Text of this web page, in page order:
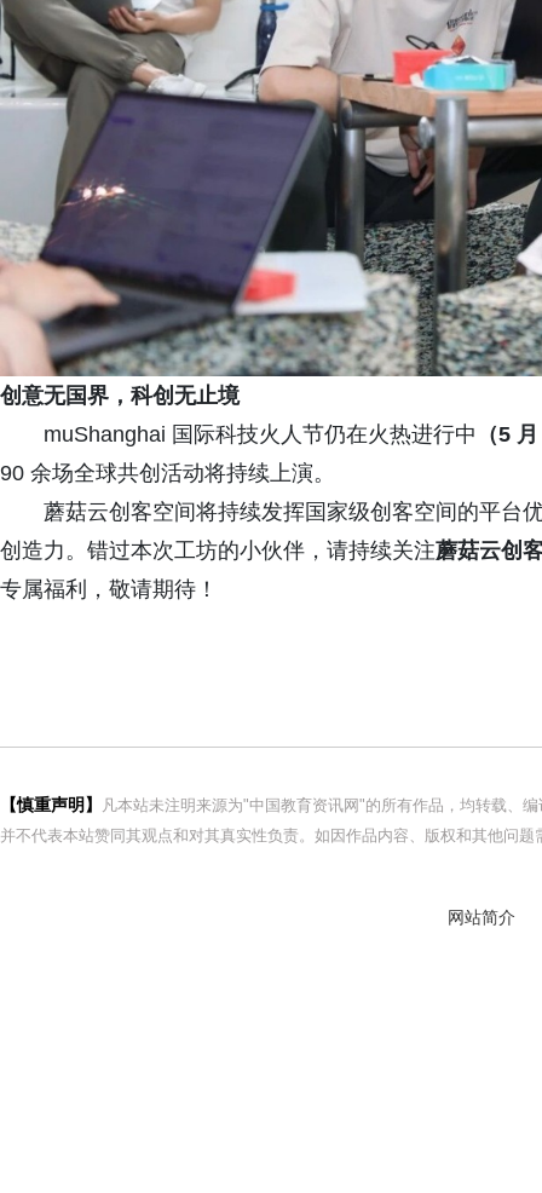
创意无国界，科创无止境
muShanghai 国际科技火人节仍在火热进行中 （5
90 余场全球共创活动将持续上演。
蘑菇云创客空间将持续发挥国家级创客空间的平台
创造力。错过本次工坊的小伙伴，请持续关注蘑菇云创
专属福利，敬请期待！
【慎重声明】
凡本站未注明来源为"中国教育资讯网"的所有作品，均转载、
并不代表本站赞同其观点和对其真实性负责。如因作品内容、版权和其他问
网站简介